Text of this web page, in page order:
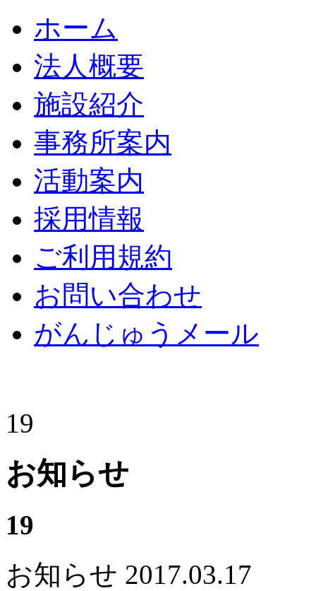
ホーム
法人概要
施設紹介
事務所案内
活動案内
採用情報
ご利用規約
お問い合わせ
がんじゅうメール
19
お知らせ
19
お知らせ 2017.03.17